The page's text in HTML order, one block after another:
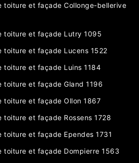
toiture et façade Collonge-bellerive
toiture et façade Lutry 1095
toiture et façade Lucens 1522
toiture et façade Luins 1184
toiture et façade Gland 1196
toiture et façade Ollon 1867
toiture et façade Rossens 1728
toiture et façade Ependes 1731
toiture et façade Dompierre 1563